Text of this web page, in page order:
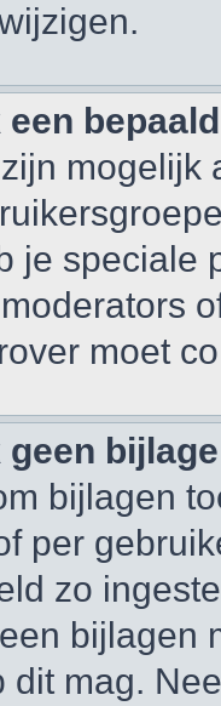
een
je speciale
moet
geen
bijlagen
per
zo
bijlagen
dit mag.